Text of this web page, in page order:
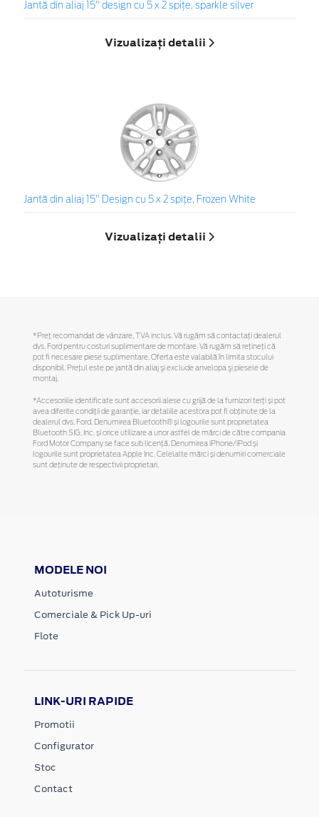
Jantă din aliaj 15" design cu 5 x 2 spiţe, sparkle silver
Vizualizați detalii
Jantă din aliaj 15" Design cu 5 x 2 spiţe, Frozen White
Vizualizați detalii
*Preţ recomandat de vânzare, TVA inclus. Vă rugăm să contactaţi dealerul
dvs. Ford pentru costuri suplimentare de montare. Vă rugăm să reţineţi că
pot fi necesare piese suplimentare. Oferta este valabilă în limita stocului
disponibil. Preţul este pe jantă din aliaj şi exclude anvelopa şi piesele de
montaj.
*Accesoriile identificate sunt accesorii alese cu grijă de la furnizori terți și pot
avea diferite condiții de garanție, iar detaliile acestora pot fi obținute de la
dealerul dvs. Ford. Denumirea Bluetooth® și logourile sunt proprietatea
Bluetooth SIG, Inc. și orice utilizare a unor astfel de mărci de către compania
Ford Motor Company se face sub licență. Denumirea iPhone/iPod și
logourile sunt proprietatea Apple Inc. Celelalte mărci și denumiri comerciale
sunt deținute de respectivii proprietari.
MODELE NOI
Autoturisme
Comerciale & Pick Up-uri
Flote
LINK-URI RAPIDE
Promotii
Configurator
Stoc
Contact